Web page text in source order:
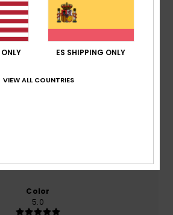
producto
Comodidad
Color
5.0
ES SHIPPING ONLY
VIEW ALL COUNTRIES